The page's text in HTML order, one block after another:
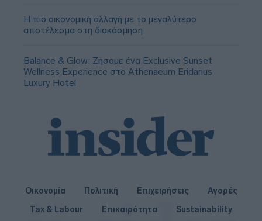
Η πιο οικονομική αλλαγή με το μεγαλύτερο
αποτέλεσμα στη διακόσμηση
Balance & Glow: Ζήσαμε ένα Exclusive Sunset
Wellness Experience στο Athenaeum Eridanus
Luxury Hotel
Οικονομία Πολιτική Επιχειρήσεις
Αγορές
Tax & Labour
Επικαιρότητα Sustainability